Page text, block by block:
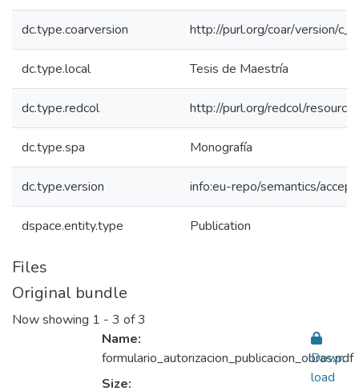
dc.type.coarversion http://purl.org/coar/version/
dc.type.local Tesis de Maestría
dc.type.redcol http://purl.org/redcol/
dc.type.spa Monografía
dc.type.version info:eu-repo/semantics/
dspace.entity.type Publication
Files
Original bundle
Now showing 1 - 3 of 3
Name:
formulario_autorizacion_publicacion_obras.pdf
Size:
Down
load